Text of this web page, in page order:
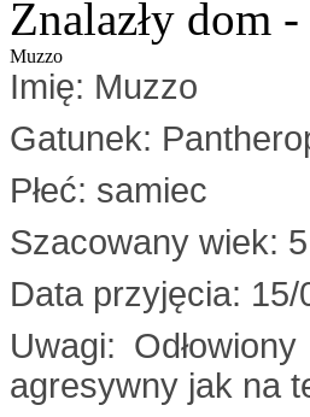
Znalazły dom
Muzzo
Imię: Muzzo
Gatunek:
Płeć: samiec
Szacowany wiek:
Data przyjęcia: 15/
Uwagi:
agresywny jak na